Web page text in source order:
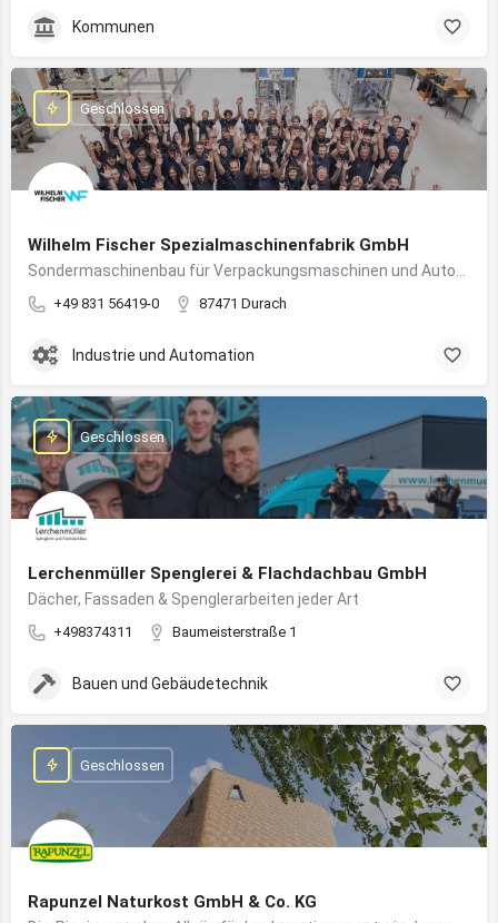
Kommunen
Wilhelm Fischer Spezialmaschinenfabrik GmbH
+49 831 56419-0 87471 Durach
Geschlossen
Industrie und Automation
Lerchenmüller Spenglerei & Flachdachbau GmbH
Dächer, Fassaden & Spenglerarbeiten jeder Art
+498374311 Baumeisterstraße 1
Geschlossen
Bauen und Gebäudetechnik
Rapunzel Naturkost GmbH & Co. KG
Geschlossen